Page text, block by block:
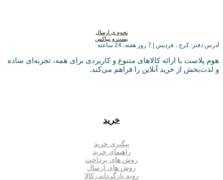
نحوه ی ارسال
پست و تیپاکس
آدرس دفتر: کرج ، فردیس | 7 روز هفته، 24 ساعته
هوم پلاست با ارائه کالاهای متنوع و کاربردی برای همه، تجربه‌ای ساده
و لذت‌بخش از خرید آنلاین را فراهم می‌کند.
خرید
پیگیری خرید
راهنمای خرید
روش های پرداخت
روش های ارسال
رویه بازگردانی کالا